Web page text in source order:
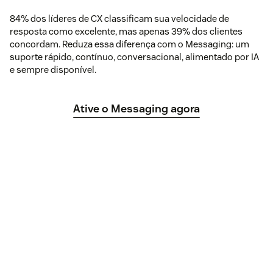
84% dos líderes de CX classificam sua velocidade de
resposta como excelente, mas apenas 39% dos clientes
concordam. Reduza essa diferença com o Messaging: um
suporte rápido, contínuo, conversacional, alimentado por IA
e sempre disponível.
Ative o Messaging agora